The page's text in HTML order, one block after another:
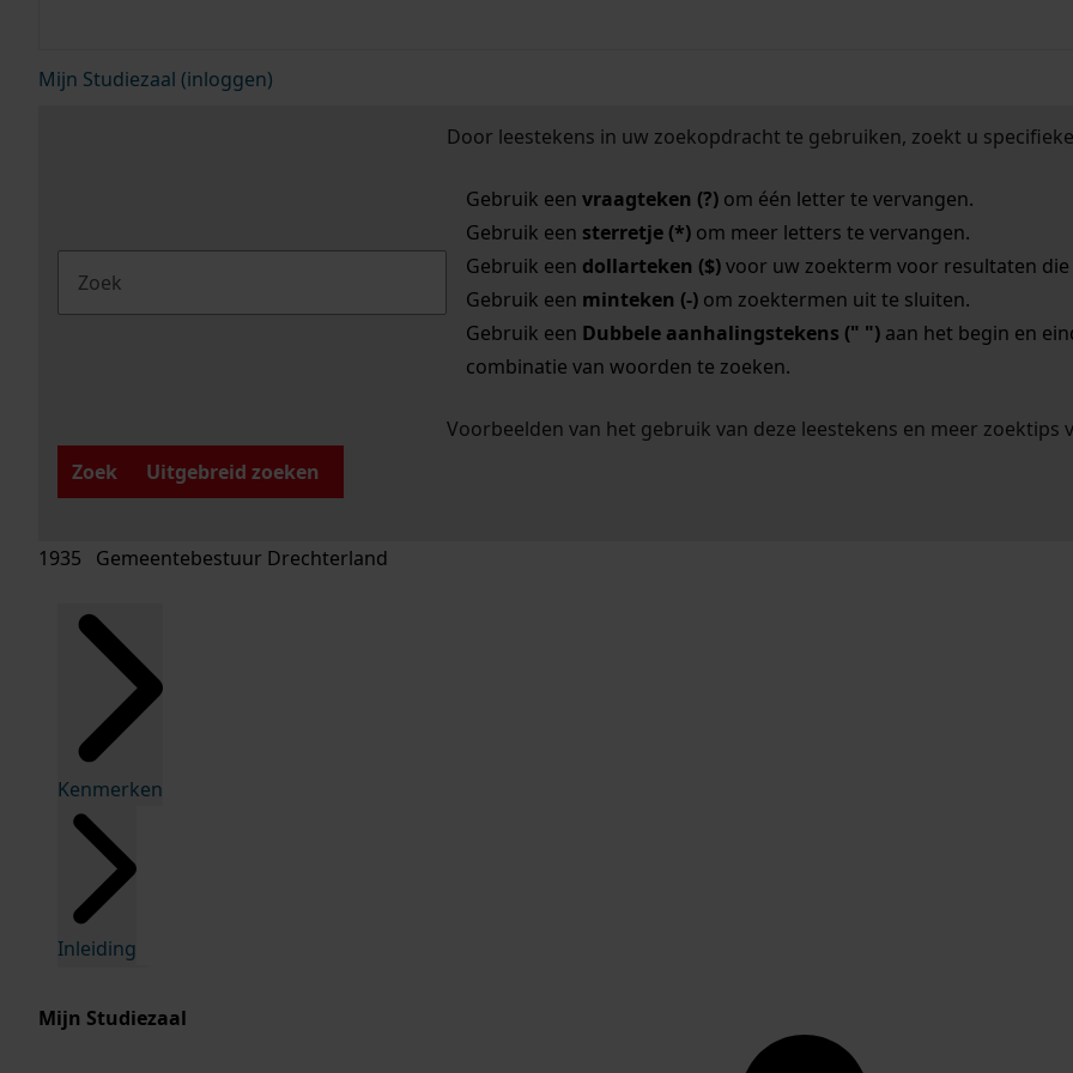
Mijn Studiezaal (inloggen)
Door leestekens in uw zoekopdracht te gebruiken, zoekt u
Gebruik een vraagteken (?)om één letter te vervangen.
Gebruik een sterretje (*)om meer letters te vervangen.
Gebruik een dollarteken ($)voor uw zoekterm voor resultaten die
Gebruik een minteken (-)om zoektermen uit te sluiten.
Gebruik een Dubbele aanhalingstekens (" ")aan het begin en
combinatie van woorden te zoeken.
Voorbeelden van het gebruik van deze leestekens en meer zoektips
Zoek
Uitgebreid zoeken
1935 Gemeentebestuur Drechterland
Kenmerken
Inleiding
Mijn Studiezaal